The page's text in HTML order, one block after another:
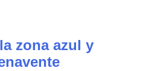
zona azul y